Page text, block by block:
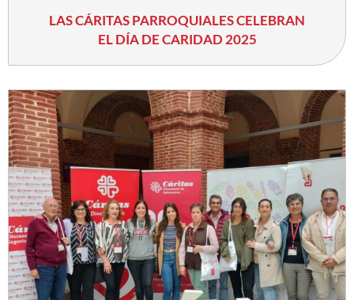
LAS CÁRITAS PARROQUIALES CELEBRAN
EL DÍA DE CARIDAD 2025